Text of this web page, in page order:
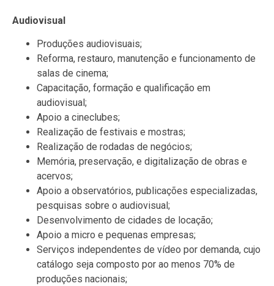
Audiovisual
Produções audiovisuais;
Reforma, restauro, manutenção e funcionamento de
salas de cinema;
Capacitação, formação e qualificação em
audiovisual;
Apoio a cineclubes;
Realização de festivais e mostras;
Realização de rodadas de negócios;
Memória, preservação, e digitalização de obras e
acervos;
Apoio a observatórios, publicações especializadas,
pesquisas sobre o audiovisual;
Desenvolvimento de cidades de locação;
Apoio a micro e pequenas empresas;
Serviços independentes de vídeo por demanda, cujo
catálogo seja composto por ao menos 70% de
produções nacionais;